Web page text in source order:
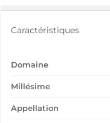
Caractéristiques
Domaine
Millésime
Appellation